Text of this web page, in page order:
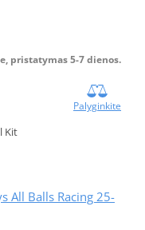
pristatymas 5-7 dienos.
Palyginkite
Kit
All Balls Racing 25-